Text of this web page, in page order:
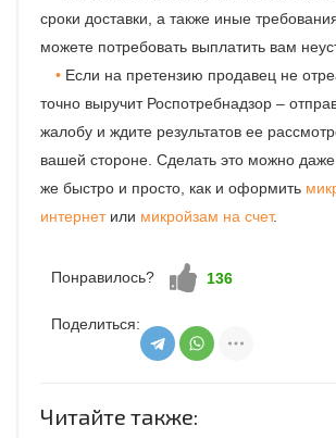
сроки доставки, а также иные
можете потребовать выплатить вам
Если на претензию продавец не
точно выручит Роспотребнадзор –
жалобу и ждите результатов ее
вашей стороне. Сделать это можно
же быстро и просто, как и оформить
интернетили микройзам на счет.
Понравилось? Нравится!
136
Поделиться:
Читайте также: